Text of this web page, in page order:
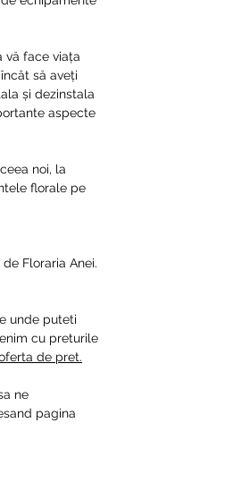
vă face viața
să aveți
și dezinstala
aspecte
noi, la
florale pe
Floraria Anei.
unde puteti
cu preturile
de pret.
ne
pagina